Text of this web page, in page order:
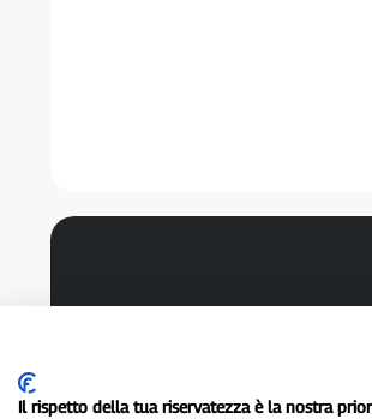
Il rispetto della tua riservatezza è la nostra